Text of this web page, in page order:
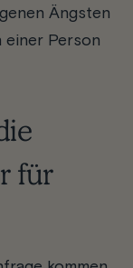
Ängsten
einer Person
für